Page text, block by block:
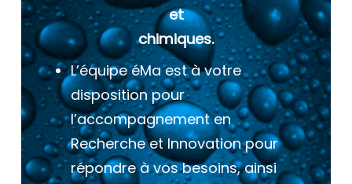
et
chimiques.
L’équipe éMa est à votre
disposition pour
l’accompagnement en
Recherche et Innovation pour
répondre à vos besoins, ainsi